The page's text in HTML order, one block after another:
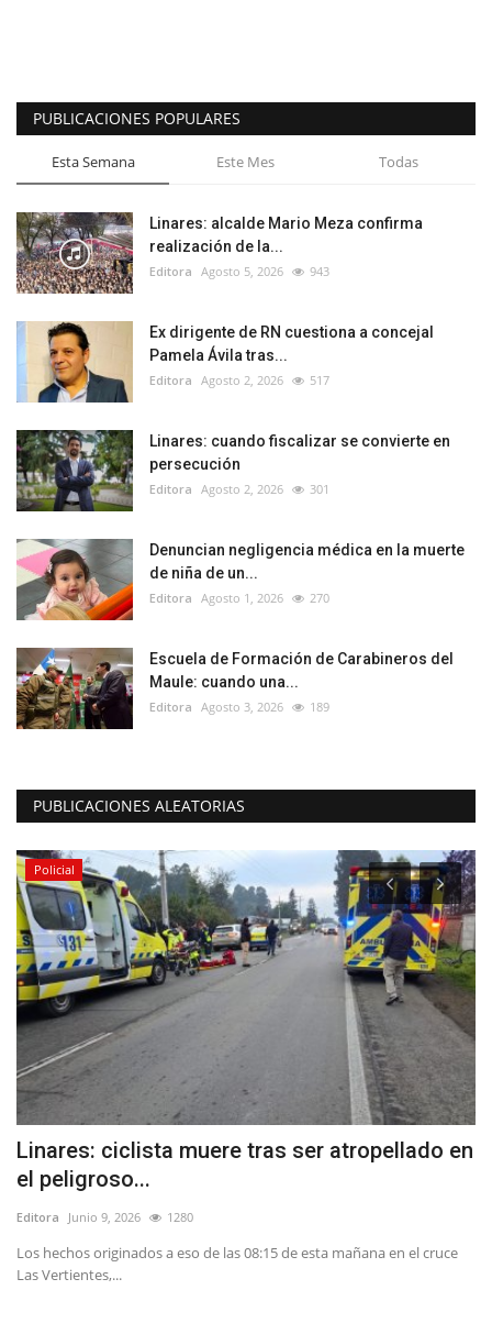
PUBLICACIONES POPULARES
Esta Semana Este Mes Todas
Linares: alcalde Mario Meza confirma
realización de la...
Editora Agosto 5, 2026 943
Ex dirigente de RN cuestiona a concejal
Pamela Ávila tras...
Editora Agosto 2, 2026 517
Linares: cuando fiscalizar se convierte en
persecución
Editora Agosto 2, 2026 301
Denuncian negligencia médica en la muerte
de niña de un...
Editora Agosto 1, 2026 270
Escuela de Formación de Carabineros del
Maule: cuando una...
Editora Agosto 3, 2026 189
PUBLICACIONES ALEATORIAS
Policial
Linares: ciclista muere tras ser atropellado en
el peligroso...
Editora Junio 9, 2026 1280
Los hechos originados a eso de las 08:15 de esta mañana en el cruce
Las Vertientes,...